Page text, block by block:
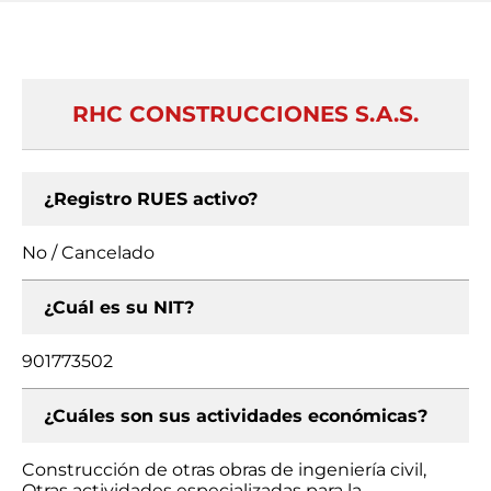
RHC CONSTRUCCIONES S.A.S.
¿Registro RUES activo?
No / Cancelado
¿Cuál es su NIT?
901773502
¿Cuáles son sus actividades económicas?
Construcción de otras obras de ingeniería civil,